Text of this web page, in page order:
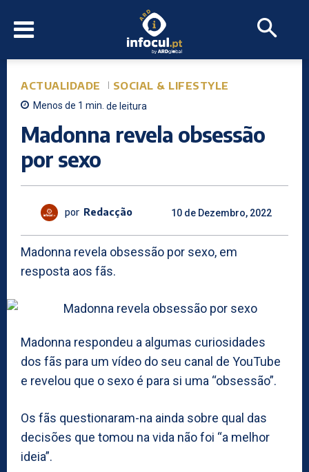
ACTUALIDADE SOCIAL & LIFESTYLE
Menos de 1 min. de leitura
Madonna revela obsessão
por sexo
por Redacção 10 de Dezembro, 2022
Madonna revela obsessão por sexo, em
resposta aos fãs.
Madonna respondeu a algumas curiosidades
dos fãs para um vídeo do seu canal de YouTube
e revelou que o sexo é para si uma “obsessão”.
Os fãs questionaram-na ainda sobre qual das
decisões que tomou na vida não foi “a melhor
ideia”.